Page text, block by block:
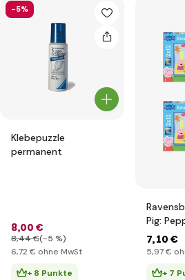
-5%
Klebepuzzle
permanent
8,00 €
8,44 €(-5 %)
6,72 € ohne MwSt
+ 8 Punkte
Pig:
7,10 €
5,97 €
+ 7